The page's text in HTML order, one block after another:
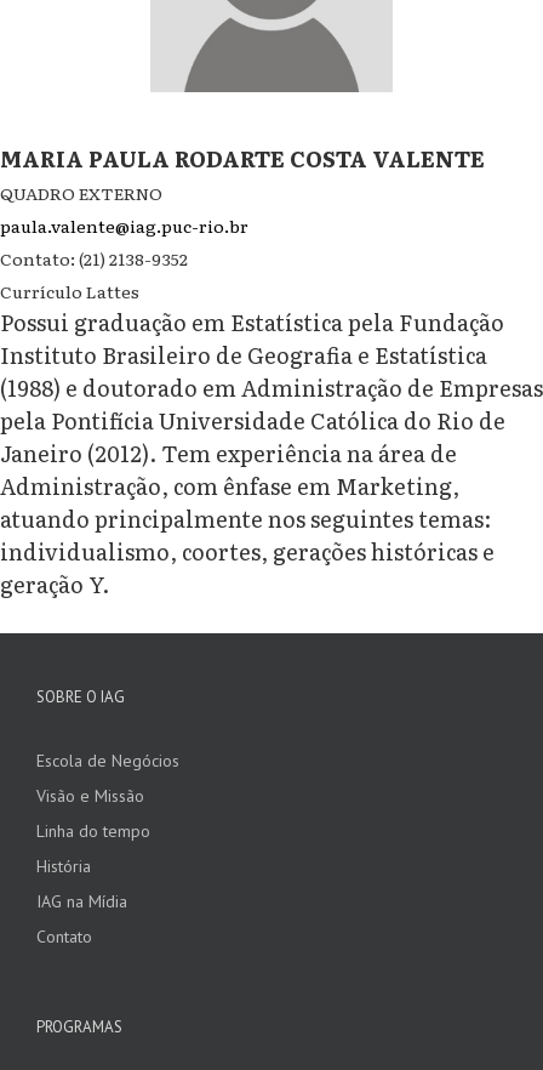
MARIA PAULA RODARTE COSTA VALENTE
QUADRO EXTERNO
paula.valente@iag.puc-rio.br
Contato: (21) 2138-9352
Currículo Lattes
Possui graduação em Estatística pela Fundação
Instituto Brasileiro de Geografia e Estatística
(1988) e doutorado em Administração de Empresas
pela Pontifícia Universidade Católica do Rio de
Janeiro (2012). Tem experiência na área de
Administração, com ênfase em Marketing,
atuando principalmente nos seguintes temas:
individualismo, coortes, gerações históricas e
geração Y.
SOBRE O IAG
Escola de Negócios
Visão e Missão
Linha do tempo
História
IAG na Mídia
Contato
PROGRAMAS